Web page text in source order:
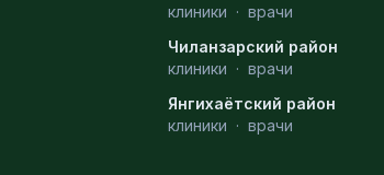
клиники · врачи
Чиланзарский район
клиники · врачи
Янгихаётский район
клиники · врачи